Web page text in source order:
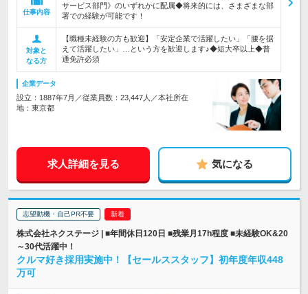
仕事内容
サービス部門》のいずれかに配属◆将来的には、さまざまな部
署での経験が可能です！
対象と
なる方
【職種未経験の方も歓迎】「安定企業で活躍したい」「腰を据
えて活躍したい」…という方を歓迎します♪◆短大卒以上◆普
通免許必須
企業データ
設立：1887年7月／従業員数：23,447人／本社所在
地：東京都
求人詳細を見る 気になる
志望動機・自己PR不要
株式会社ネクステージ | ■年間休日120日 ■残業月17h程度 ■未経験OK&20
～30代活躍中！
クルマ好き採用実施中！【セールススタッフ】初年度年収448
万可